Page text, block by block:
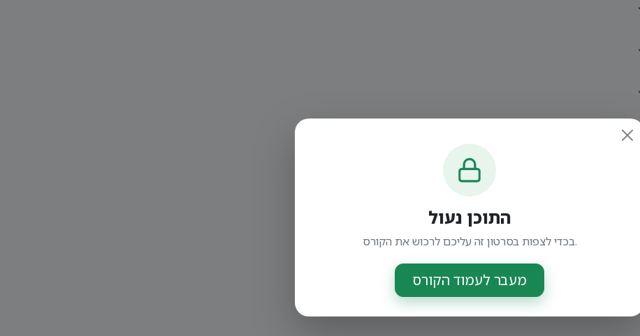
התוכן נעול
בכדי לצפות בסרטון זה עליכם לרכוש את הקורס.
מעבר לעמוד הקורס